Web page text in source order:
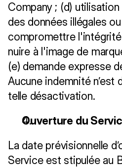
Company ; (d)
des données illégales
compromettre
nuire à l'image de
(e) demande expresse
Aucune indemnité n’est
telle désactivation.
Ouverture du
La date prévisionnelle
Service est stipulée au